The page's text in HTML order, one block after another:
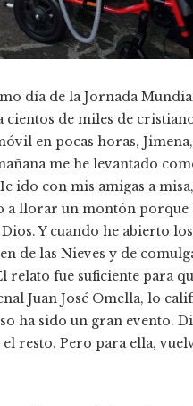
día de la Jornada
cientos de miles de
en pocas horas,
me he levantado
ido con mis amigas a
a llorar un montón
Y cuando he abierto
de las Nieves y de
relato fue suficiente para
Juan José Omella, lo
ha sido un gran evento.
resto. Pero para ella,